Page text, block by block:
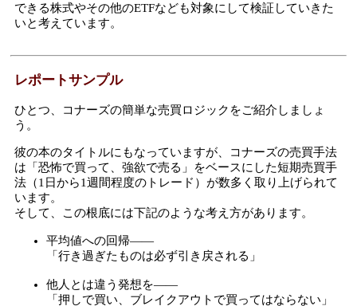
できる株式やその他のETFなども対象にして検証していきた
いと考えています。
レポートサンプル
ひとつ、コナーズの簡単な売買ロジックをご紹介しましょ
う。
彼の本のタイトルにもなっていますが、コナーズの売買手法
は「恐怖で買って、強欲で売る」をベースにした短期売買手
法（1日から1週間程度のトレード）が数多く取り上げられて
います。
そして、この根底には下記のような考え方があります。
平均値への回帰――
「行き過ぎたものは必ず引き戻される」
他人とは違う発想を――
「押しで買い、ブレイクアウトで買ってはならない」